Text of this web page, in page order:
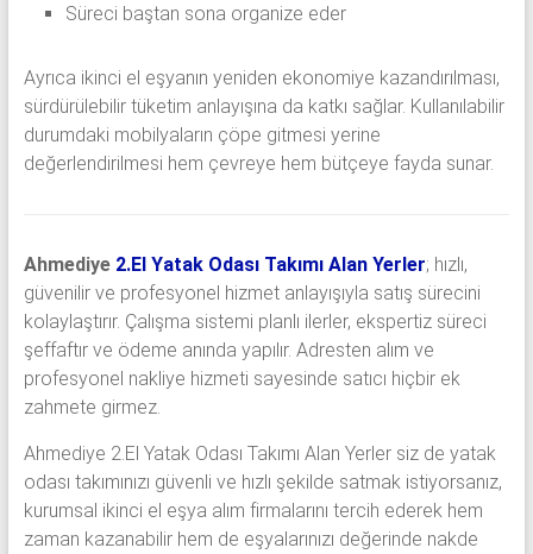
Süreci baştan sona organize eder
Ayrıca ikinci el eşyanın yeniden ekonomiye kazandırılması,
sürdürülebilir tüketim anlayışına da katkı sağlar. Kullanılabilir
durumdaki mobilyaların çöpe gitmesi yerine
değerlendirilmesi hem çevreye hem bütçeye fayda sunar.
Ahmediye 2.El Yatak Odası Takımı Alan Yerler; hızlı,
güvenilir ve profesyonel hizmet anlayışıyla satış sürecini
kolaylaştırır. Çalışma sistemi planlı ilerler, ekspertiz süreci
şeffaftır ve ödeme anında yapılır. Adresten alım ve
profesyonel nakliye hizmeti sayesinde satıcı hiçbir ek
zahmete girmez.
Ahmediye 2.El Yatak Odası Takımı Alan Yerler siz de yatak
odası takımınızı güvenli ve hızlı şekilde satmak istiyorsanız,
kurumsal ikinci el eşya alım firmalarını tercih ederek hem
zaman kazanabilir hem de eşyalarınızı değerinde nakde